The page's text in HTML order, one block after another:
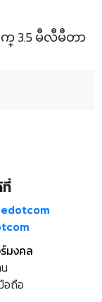
3.5 မီလီမီတာ
มงคล
อถือ